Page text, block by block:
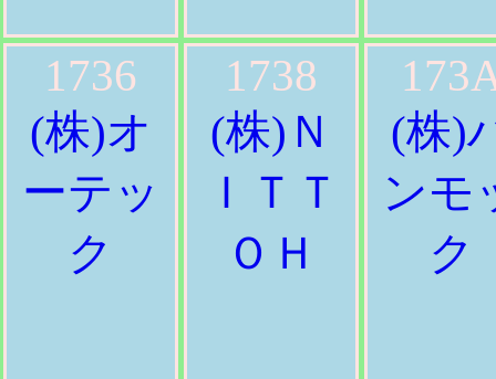
1736
(株)オ
ーテッ
ク
1738
(株)Ｎ
ＩＴＴ
ＯＨ
(株)
ンモ
ク